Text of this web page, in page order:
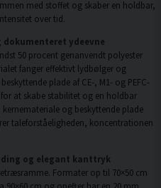
med stoffet og skaber en holdbar,
over tid.
dokumenteret ydeevne
50 procent genanvendt polyester
fanger effektivt lydbølger og
plade af CE-, M1- og PEFC-
at skabe stabilitet og en holdbar
og beskyttende plade
taleforståeligheden, koncentrationen
og elegant kanttryk
Formater op til 70×50 cm